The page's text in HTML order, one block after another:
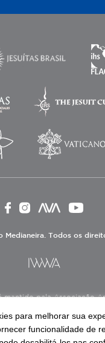
Medianeira. Todos os
mantido pela Associação
privado sem fins
assistencial e
de Assistência Social
social.
para melhorar sua
funcionalidade de